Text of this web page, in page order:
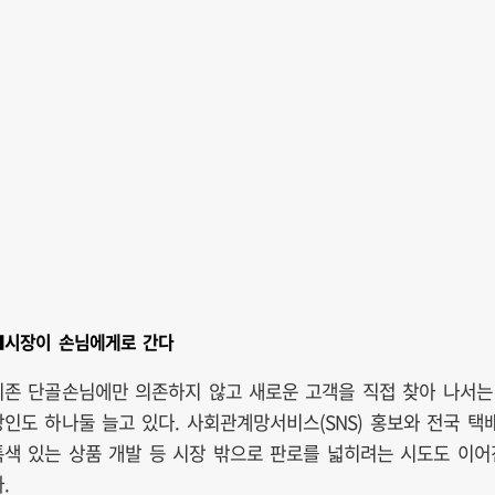
장이 손님에게로 간다
존 단골손님에만 의존하지 않고 새로운 고객을 직접 찾아 나서는
인도 하나둘 늘고 있다. 사회관계망서비스(SNS) 홍보와 전국 택
색 있는 상품 개발 등 시장 밖으로 판로를 넓히려는 시도도 이어
.